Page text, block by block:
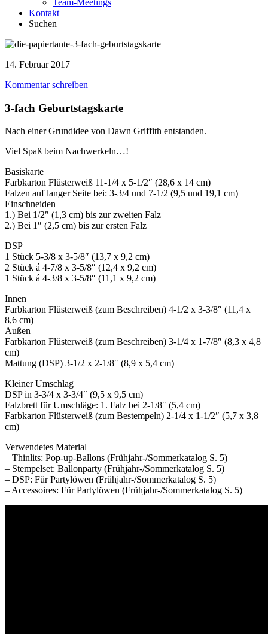
Team-Meetings
Kontakt
Suchen
14. Februar 2017
Kommentar schreiben
3-fach Geburtstagskarte
Nach einer Grundidee von Dawn Griffith entstanden.
Viel Spaß beim Nachwerkeln…!
Basiskarte
Farbkarton Flüsterweiß 11-1/4 x 5-1/2″ (28,6 x 14 cm)
Falzen auf langer Seite bei: 3-3/4 und 7-1/2 (9,5 und 19,1 cm)
Einschneiden
1.) Bei 1/2″ (1,3 cm) bis zur zweiten Falz
2.) Bei 1″ (2,5 cm) bis zur ersten Falz
DSP
1 Stück 5-3/8 x 3-5/8″ (13,7 x 9,2 cm)
2 Stück á 4-7/8 x 3-5/8″ (12,4 x 9,2 cm)
1 Stück á 4-3/8 x 3-5/8″ (11,1 x 9,2 cm)
Innen
Farbkarton Flüsterweiß (zum Beschreiben) 4-1/2 x 3-3/8″ (11,4 x
8,6 cm)
Außen
Farbkarton Flüsterweiß (zum Beschreiben) 3-1/4 x 1-7/8″ (8,3 x 4,8
cm)
Mattung (DSP) 3-1/2 x 2-1/8″ (8,9 x 5,4 cm)
Kleiner Umschlag
DSP in 3-3/4 x 3-3/4″ (9,5 x 9,5 cm)
Falzbrett für Umschläge: 1. Falz bei 2-1/8″ (5,4 cm)
Farbkarton Flüsterweiß (zum Bestempeln) 2-1/4 x 1-1/2″ (5,7 x 3,8
cm)
Verwendetes Material
– Thinlits: Pop-up-Ballons (Frühjahr-/Sommerkatalog S. 5)
– Stempelset: Ballonparty (Frühjahr-/Sommerkatalog S. 5)
– DSP: Für Partylöwen (Frühjahr-/Sommerkatalog S. 5)
– Accessoires: Für Partylöwen (Frühjahr-/Sommerkatalog S. 5)